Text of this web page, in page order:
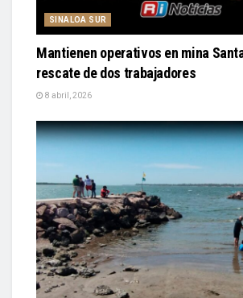
SINALOA SUR
Mantienen operativos en mina
rescate de dos trabajadores
8 abril, 2026